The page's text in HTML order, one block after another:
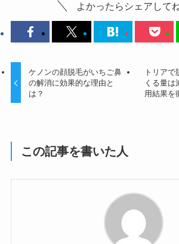
よかったらシェアして
ケノンの顔脱毛がいちご鼻
の解消に効果的な理由と
は？
トリアで
くる量は
用結果を
この記事を書いた人